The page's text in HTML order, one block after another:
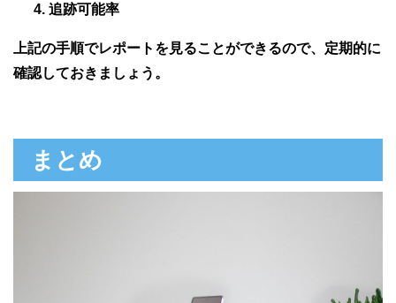
追跡可能率
上記の手順でレポートを見ることができるので、定期的に
確認しておきましょう。
まとめ